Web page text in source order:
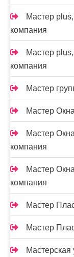
Мастер
компания
Мастер
компания
Мастер
Мастер
Мастер
компания
Мастер
компания
Мастер
Мастер